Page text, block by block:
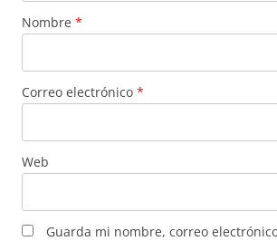
Nombre *
Correo electrónico *
Web
Guarda mi nombre, correo